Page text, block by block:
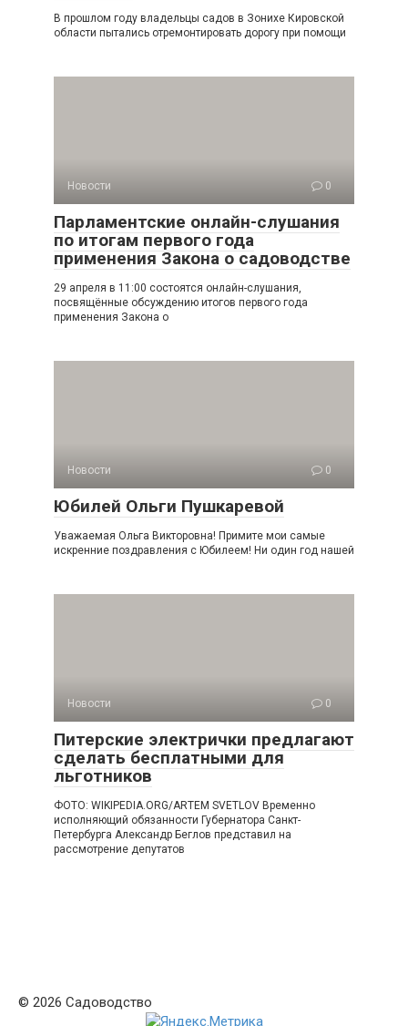
В прошлом году владельцы садов в Зонихе Кировской
области пытались отремонтировать дорогу при помощи
Новости 0
Парламентские онлайн-слушания
по итогам первого года
применения Закона о садоводстве
29 апреля в 11:00 состоятся онлайн-слушания,
посвящённые обсуждению итогов первого года
применения Закона о
Новости 0
Юбилей Ольги Пушкаревой
Уважаемая Ольга Викторовна! Примите мои самые
искренние поздравления с Юбилеем! Ни один год нашей
Новости 0
Питерские электрички предлагают
сделать бесплатными для
льготников
ФОТО: WIKIPEDIA.ORG/ARTEM SVETLOV Временно
исполняющий обязанности Губернатора Санкт-
Петербурга Александр Беглов представил на
рассмотрение депутатов
© 2026 Садоводство